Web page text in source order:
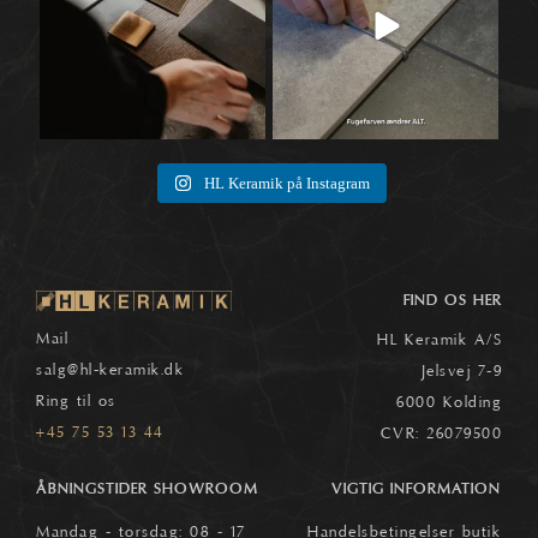
HL Keramik på Instagram
Mail
salg@hl-keramik.dk
Ring til os
+45 75 53 13 44
FIND OS HER
HL Keramik A/S
Jelsvej 7-9
6000 Kolding
CVR: 26079500
ÅBNINGSTIDER SHOWROOM
Mandag - torsdag: 08 - 17
VIGTIG INFORMATION
Handelsbetingelser butik